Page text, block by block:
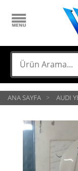
ANA SAYFA AUDI